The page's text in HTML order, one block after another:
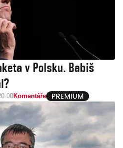
v Polsku. Babiš
Komentáře